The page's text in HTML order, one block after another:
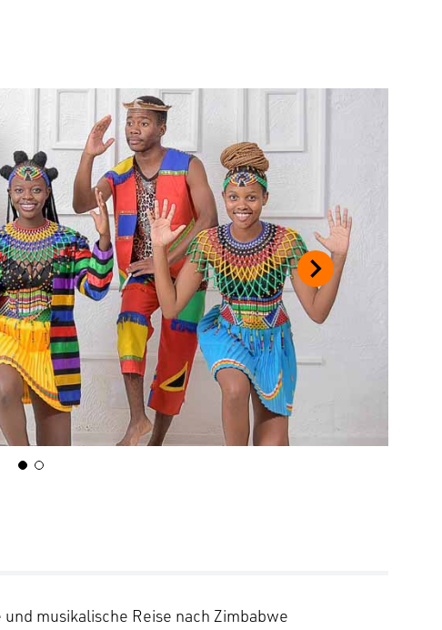
musikalische Reise nach Zimbabwe